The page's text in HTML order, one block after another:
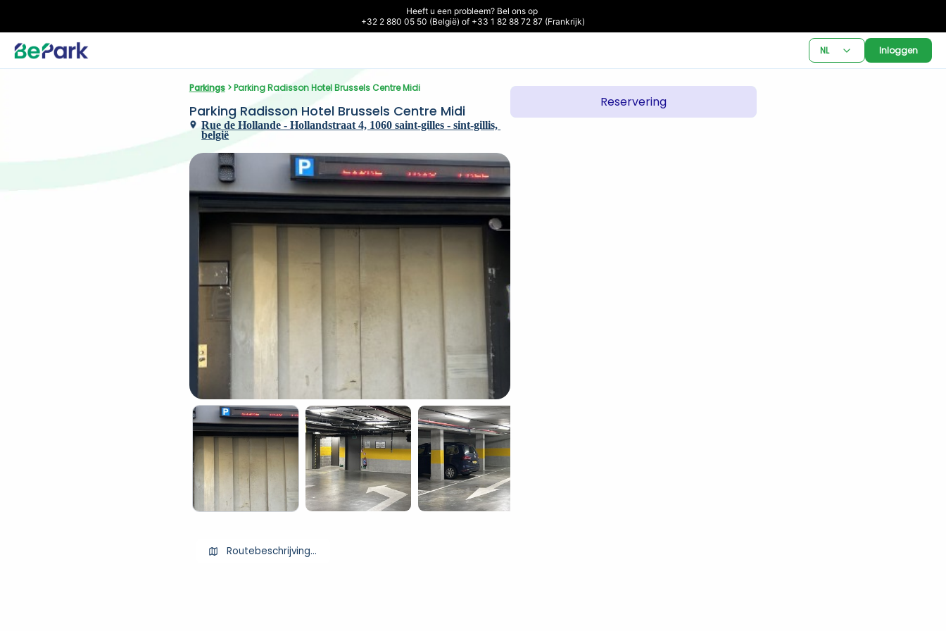
Heeft u een probleem? Bel ons op
+32 2 880 05 50 (België) of +33 1 82 88 72 87 (Frankrijk)
NL Inloggen
Parkings > Parking Radisson Hotel Brussels Centre Midi
Parking Radisson Hotel Brussels Centre Midi
Rue de Hollande - Hollandstraat 4, 1060 saint-gilles - sint-gillis,
belgië
Routebeschrijving ophalen
Reservering